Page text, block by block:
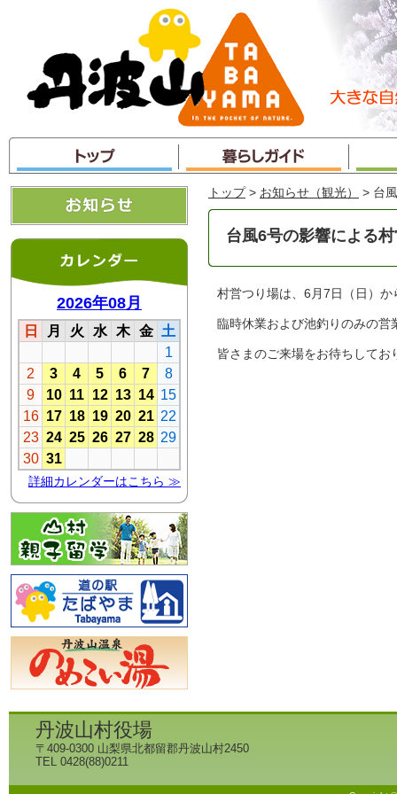
ャ
ン
プ
トップ > お知らせ（観光） > 台
台風6号の影響による
村営つり場は、6月7日（日）
臨時休業および池釣りのみの
皆さまのご来場をお待ちしてお
丹波山村役場
〒409-0300 山梨県北都留郡丹波山村2450
TEL 0428(88)0211